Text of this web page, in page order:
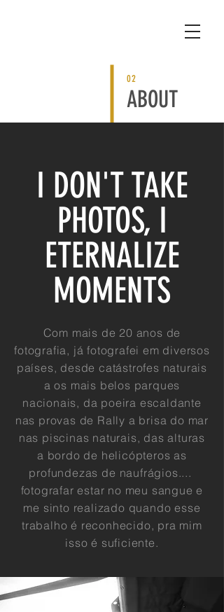
02
ABOUT
I DON'T TAKE
PHOTOS, I
ETERNALIZE
MOMENTS
Com mais de 20 anos de
fotografia, já fotografei em diversos
países, desde catástrofes naturais
a os mais belos parques
nacionais, da poeira escaldante
nas provas de Rally a brisa do mar
nas piscinas naturais, das alturas
a bordo de helicópteros as
profundezas de naufrágios....
fotografar estar no meu sangue e
me sinto realizado quando esse
trabalho é reconhecido, pra mim
isso é suficiente.